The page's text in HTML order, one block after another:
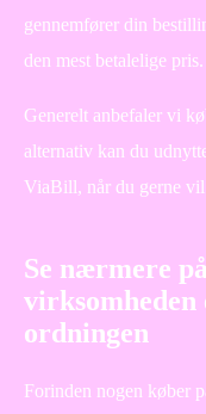
gennemfører din
den mest betalelige pris.
Generelt anbefaler vi
alternativ kan du
ViaBill, når du gerne
Se nærmere
ordningen
Forinden nogen køber